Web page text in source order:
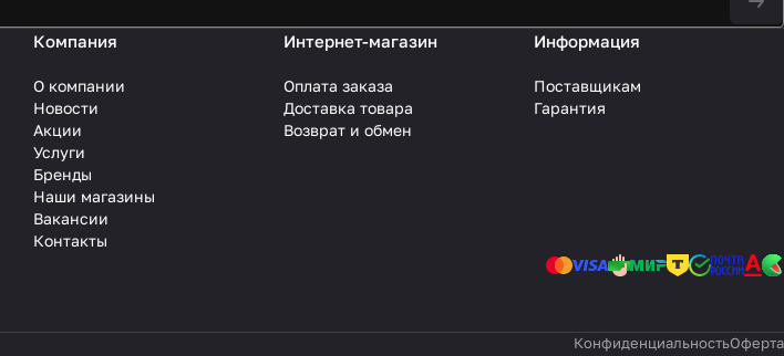
Компания
О компании
Новости
Акции
Услуги
Бренды
Наши магазины
Вакансии
Контакты
Интернет-магазин
Оплата заказа
Доставка товара
Возврат и обмен
Информация
Поставщикам
Гарантия
КонфиденциальностьОферта